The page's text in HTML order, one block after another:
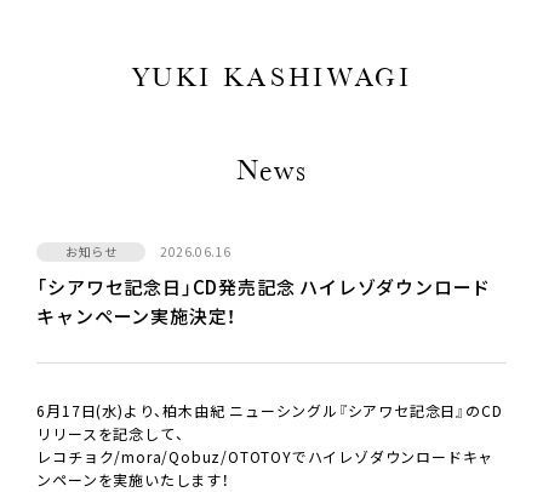
YUKI KASHIWAGI
News
お知らせ 2026.06.16
「シアワセ記念日」CD発売記念 ハイレゾダウンロード
キャンペーン実施決定！
6月17日(水)より、柏木由紀 ニューシングル『シアワセ記念日』のCD
リリースを記念して、
レコチョク/mora/Qobuz/OTOTOYでハイレゾダウンロードキャ
ンペーンを実施いたします！